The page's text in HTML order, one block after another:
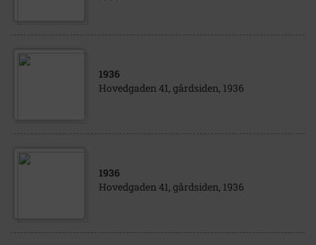
1936
Hovedgaden 41, gårdsiden, 1936
1936
Hovedgaden 41, gårdsiden, 1936